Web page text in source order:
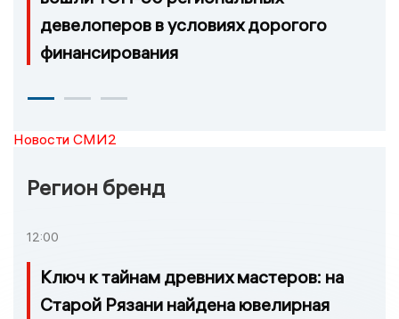
девелоперов в условиях дорогого
финансирования
Новости СМИ2
Регион бренд
12:00
Ключ к тайнам древних мастеров: на
Старой Рязани найдена ювелирная